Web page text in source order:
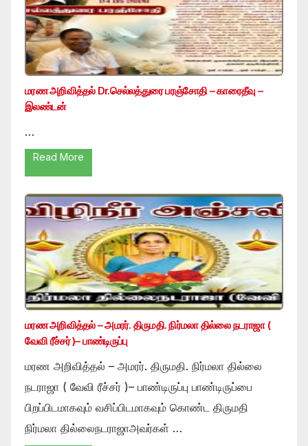
மரண அறிவித்தல் Dr.செல்லத்துரை பரஞ்சோதி – காரைதீவு –
இலண்டன்
…
Read More
மரண அறிவித்தல் – அமரர். திருமதி. நிர்மலா தில்லை நடராஜா (
வேவி ரீச்சர் )– பாண்டிருப்பு
மரண அறிவித்தல் – அமரர். திருமதி. நிர்மலா தில்லை
நடராஜா ( வேவி ரீச்சர் )– பாண்டிருப்பு பாண்டிருப்பை
பிறப்பிடமாகவும் வசிப்பிடமாகவும் கொண்ட திருமதி
நிர்மலா தில்லைநடராஜாஅவர்கள் …